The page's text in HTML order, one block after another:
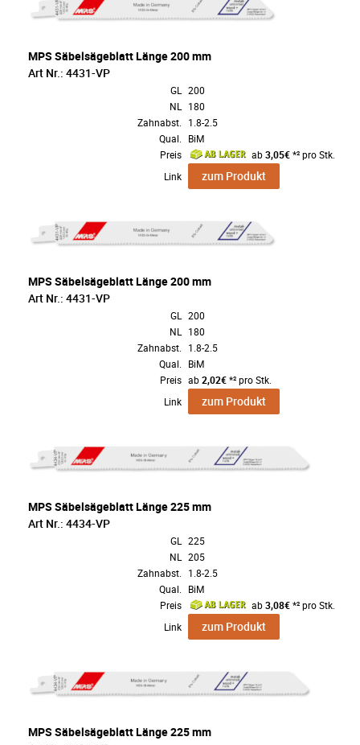
MPS Säbelsägeblatt Länge 200 mm
Art Nr.: 4431-VP
GL
200
NL
180
Zahnabst.
1.8-2.5
Qual.
BiM
Preis
ab3,05€*² pro Stk.
Link
zum Produkt
MPS Säbelsägeblatt Länge 200 mm
Art Nr.: 4431-VP
GL
200
NL
180
Zahnabst.
1.8-2.5
Qual.
BiM
Preis ab2,02€*² pro Stk.
Link
zum Produkt
MPS Säbelsägeblatt Länge 225 mm
Art Nr.: 4434-VP
GL
225
NL
205
Zahnabst.
1.8-2.5
Qual.
BiM
Preis
ab3,08€*² pro Stk.
Link
zum Produkt
MPS Säbelsägeblatt Länge 225 mm